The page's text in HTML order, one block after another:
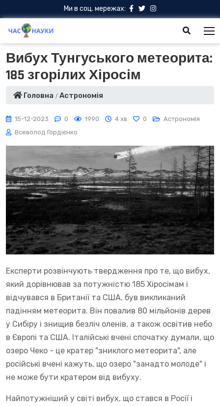
Ми в соц. мережах:
Вибух Тунгуського метеорита:
185 згорілих Хіросім
Головна Астрономія
15-12-2023 0 1990 4 хв 0
Астрономія
Всеволод Гордієнко
Експерти розвінчують твердження про те, що вибух,
який дорівнював за потужністю 185 Хіросімам і
відчувався в Британії та США, був викликаний
падінням метеорита. Він повалив 80 мільйонів дерев
у Сибіру і знищив безліч оленів, а також освітив небо
в Європі та США. Італійські вчені спочатку думали, що
озеро Чеко - це кратер "зниклого метеорита", але
російські вчені кажуть, що озеро "занадто молоде" і
не може бути кратером від вибуху.
Найпотужніший у світі вибух, що стався в Росії і